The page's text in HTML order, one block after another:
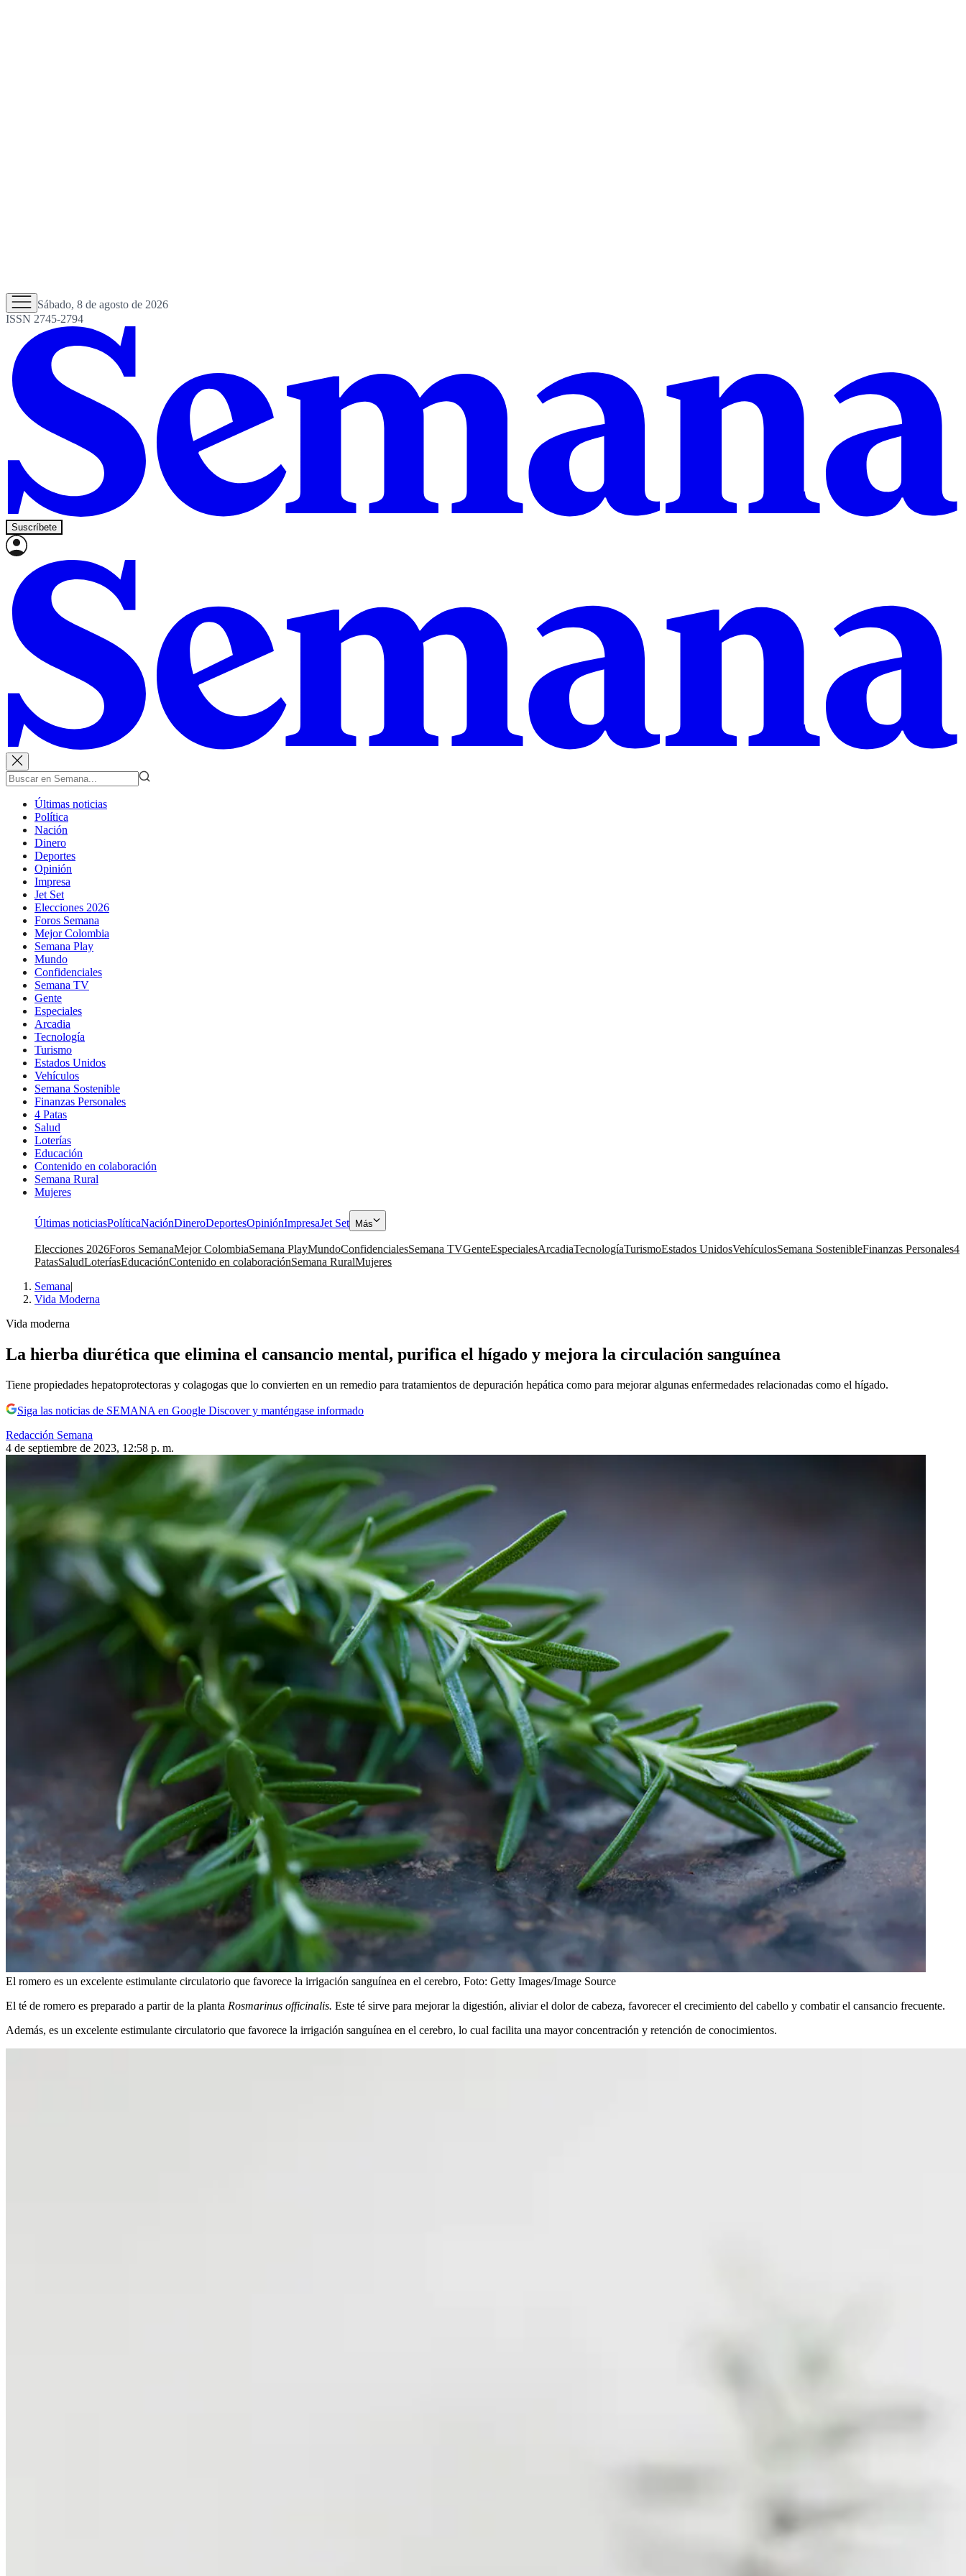
Sábado, 8 de agosto de 2026
ISSN 2745-2794
Suscríbete
Últimas noticias
Política
Nación
Dinero
Deportes
Opinión
Impresa
Jet Set
Elecciones 2026
Foros Semana
Mejor Colombia
Semana Play
Mundo
Confidenciales
Semana TV
Gente
Especiales
Arcadia
Tecnología
Turismo
Estados Unidos
Vehículos
Semana Sostenible
Finanzas Personales
4 Patas
Salud
Loterías
Educación
Contenido en colaboración
Semana Rural
Mujeres
Últimas noticiasPolíticaNaciónDineroDeportesOpiniónImpresaJet Set Más
Elecciones 2026Foros SemanaMejor ColombiaSemana PlayMundoConfidencialesSemana TVGenteEspecialesArcadiaTecnologíaTurismoEstados UnidosVehículosSemana SostenibleFinanzas Personales4
PatasSaludLoteríasEducaciónContenido en colaboraciónSemana RuralMujeres
Semana|
Vida Moderna
Vida moderna
La hierba diurética que elimina el cansancio mental, purifica el hígado y mejora la circulación sanguínea
Tiene propiedades hepatoprotectoras y colagogas que lo convierten en un remedio para tratamientos de depuración hepática como para mejorar algunas enfermedades relacionadas como el hígado.
Siga las noticias de SEMANA en Google Discover y manténgase informado
Redacción Semana
4 de septiembre de 2023, 12:58 p. m.
El romero es un excelente estimulante circulatorio que favorece la irrigación sanguínea en el cerebro, Foto: Getty Images/Image Source
El té de romero es preparado a partir de la planta Rosmarinus officinalis. Este té sirve para mejorar la digestión, aliviar el dolor de cabeza, favorecer el crecimiento del cabello y combatir el cansancio frecuente.
Además, es un excelente estimulante circulatorio que favorece la irrigación sanguínea en el cerebro, lo cual facilita una mayor concentración y retención de conocimientos.